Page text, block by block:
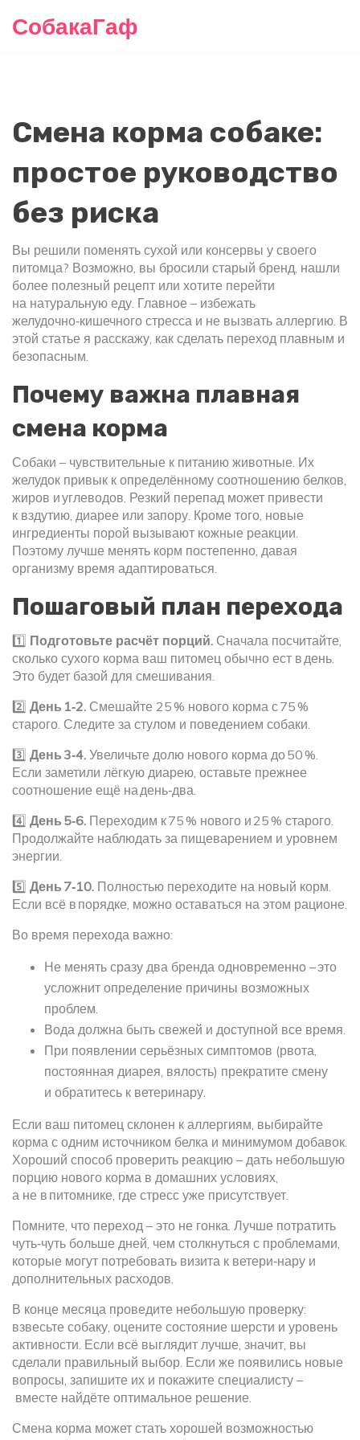
СобакаГаф
Смена корма собаке:
простое руководство
без риска
Вы решили поменять сухой или консервы у своего
питомца? Возможно, вы бросили старый бренд, нашли
более полезный рецепт или хотите перейти
на натуральную еду. Главное – избежать
желудочно‑кишечного стресса и не вызвать аллергию. В
этой статье я расскажу, как сделать переход плавным и
безопасным.
Почему важна плавная
смена корма
Собаки – чувствительные к питанию животные. Их
желудок привык к определённому соотношению белков,
жиров и углеводов. Резкий перепад может привести
к вздутию, диарее или запору. Кроме того, новые
ингредиенты порой вызывают кожные реакции.
Поэтому лучше менять корм постепенно, давая
организму время адаптироваться.
Пошаговый план перехода
1️⃣ Подготовьте расчёт порций. Сначала посчитайте,
сколько сухого корма ваш питомец обычно ест в день.
Это будет базой для смешивания.
2️⃣ День 1‑2. Смешайте 25 % нового корма с 75 %
старого. Следите за стулом и поведением собаки.
3️⃣ День 3‑4. Увеличьте долю нового корма до 50 %.
Если заметили лёгкую диарею, оставьте прежнее
соотношение ещё на день‑два.
4️⃣ День 5‑6. Переходим к 75 % нового и 25 % старого.
Продолжайте наблюдать за пищеварением и уровнем
энергии.
5️⃣ День 7‑10. Полностью переходите на новый корм.
Если всё в порядке, можно оставаться на этом рационе.
Во время перехода важно:
Не менять сразу два бренда одновременно – это
усложнит определение причины возможных
проблем.
Вода должна быть свежей и доступной все время.
При появлении серьёзных симптомов (рвота,
постоянная диарея, вялость) прекратите смену
и обратитесь к ветеринару.
Если ваш питомец склонен к аллергиям, выбирайте
корма с одним источником белка и минимумом добавок.
Хороший способ проверить реакцию – дать небольшую
порцию нового корма в домашних условиях,
а не в питомнике, где стресс уже присутствует.
Помните, что переход – это не гонка. Лучше потратить
чуть‑чуть больше дней, чем столкнуться с проблемами,
которые могут потребовать визита к ветери‑нару и
дополнительных расходов.
В конце месяца проведите небольшую проверку:
взвесьте собаку, оцените состояние шерсти и уровень
активности. Если всё выглядит лучше, значит, вы
сделали правильный выбор. Если же появились новые
вопросы, запишите их и покажите специалисту –
вместе найдёте оптимальное решение.
Смена корма может стать хорошей возможностью